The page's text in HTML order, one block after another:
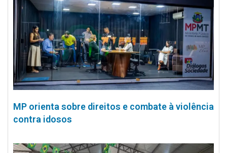
MP orienta sobre direitos e combate à violência
contra idosos